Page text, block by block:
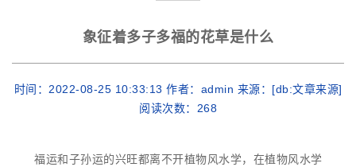
象征着多子多福的花草是什么
时间：2022-08-25 10:33:13 作者：admin 来源：[db:文章来源]
阅读次数： 268
福运和子孙运的兴旺都离不开植物风水学，在植物风水学